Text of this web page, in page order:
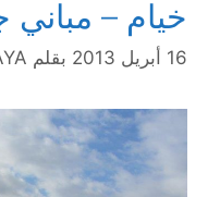
خيام – مباني
16 أبريل 2013 بقلم